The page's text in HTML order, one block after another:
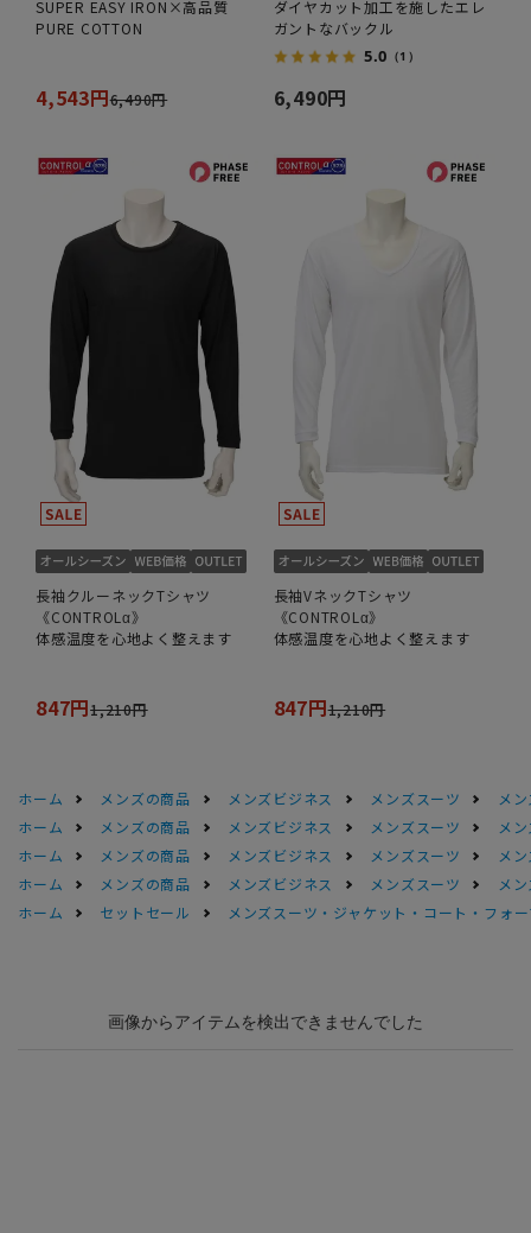
SUPER EASY IRON×高品質
PURE COTTON
4,543円6,490円
ダイヤカット加工を施したエレ
ガントなバックル
5.0 （1）
6,490円
長袖クルーネックTシャツ
《CONTROLα》
体感温度を心地よく整えます
847円1,210円
長袖VネックTシャツ
《CONTROLα》
体感温度を心地よく整えます
847円1,210円
ホーム メンズの商品 メンズビジネス メンズスーツ
メ
ホーム
メンズの商品 メンズビジネス メンズスーツ
メ
ホーム
メンズの商品 メンズビジネス メンズスーツ
メ
ホーム
メンズの商品 メンズビジネス メンズスーツ
メ
ホーム
セットセール メンズスーツ・ジャケット・コート・フォ